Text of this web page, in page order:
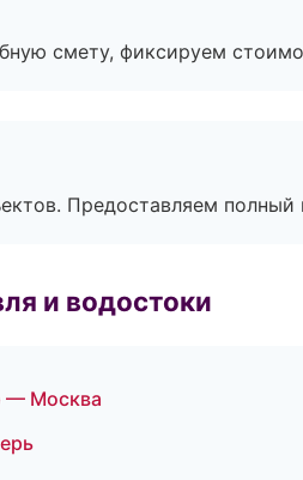
смету, фиксируем
Предоставляем полный
и водостоки
— Москва